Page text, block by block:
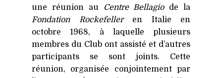
une réunion au
Centre Bellagiode la
Fondation Rockefelleren Italie en
octobre 1968, à laquelle plusieurs
membres du Club ont assisté et d’autres
participants se sont joints. Cette
réunion, organisée conjointement par